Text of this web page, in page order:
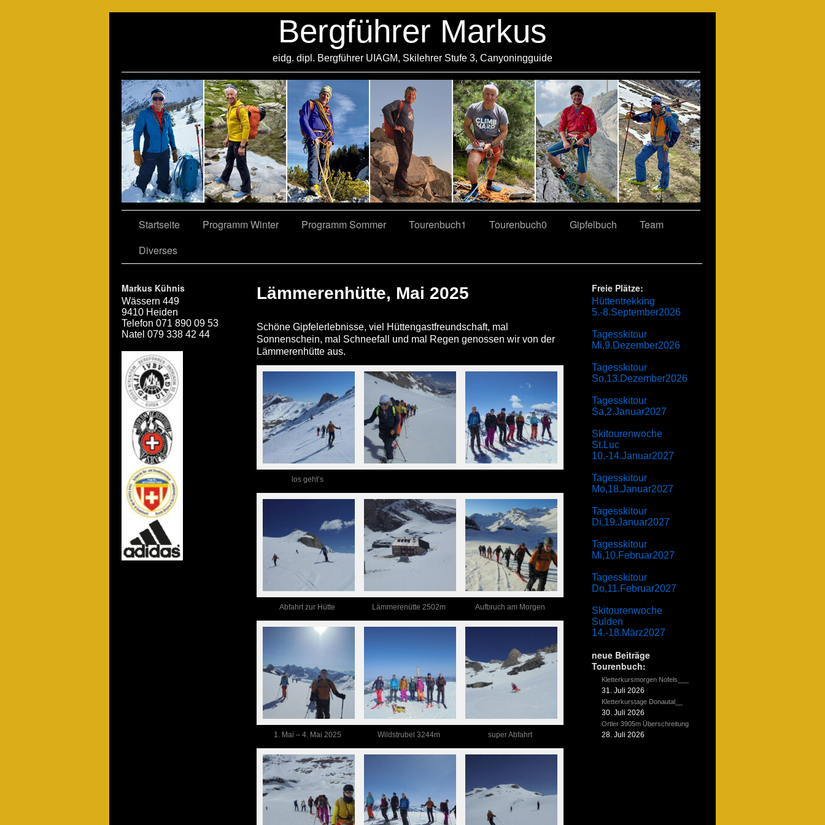
Bergführer Markus
eidg. dipl. Bergführer UIAGM, Skilehrer Stufe 3, Canyoningguide
Startseite Programm Winter Programm Sommer Tourenbuch1 Tourenbuch0 Gipfelbuch
Team
Diverses
Markus Kühnis
Wässern 449
9410 Heiden
Telefon 071 890 09 53
Natel 079 338 42 44
Freie Plätze:
Hüttentrekking
5.-8.September2026
Tagesskitour
Mi,9.Dezember2026
Tagesskitour
So,13.Dezember2026
Tagesskitour
Sa,2.Januar2027
Skitourenwoche
St.Luc
10.-14.Januar2027
Tagesskitour
Mo,18.Januar2027
Tagesskitour
Di,19.Januar2027
Tagesskitour
Mi,10.Februar2027
Tagesskitour
Do,11.Februar2027
Skitourenwoche
Sulden
14.-18.März2027
neue Beiträge
Tourenbuch:
Kletterkursmorgen Nofels___
31. Juli 2026
Kletterkurstage Donautal__
30. Juli 2026
Ortler 3905m Überschreitung
28. Juli 2026
Lämmerenhütte, Mai 2025
Schöne Gipfelerlebnisse, viel Hüttengastfreundschaft, mal
Sonnenschein, mal Schneefall und mal Regen genossen wir von der
Lämmerenhütte aus.
los geht’s
Abfahrt zur Hütte Lämmerenütte 2502m Aufbruch am Morgen
1. Mai – 4. Mai 2025 Wildstrubel 3244m super Abfahrt